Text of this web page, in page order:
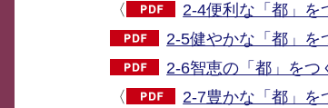
〈
2-4便利な「都」を
2-5健やかな「都」を
2-6智恵の「都」をつ
〈
2-7豊かな「都」を